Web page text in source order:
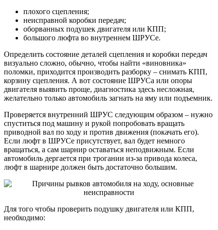
плохого сцепления;
неисправной коробки передач;
оборванных подушек двигателя или КПП;
большого люфта во внутреннем ШРУСе.
Определить состояние деталей сцепления и коробки передач
визуально сложно, обычно, чтобы найти «виновника»
поломки, приходится производить разборку – снимать КПП,
корзину сцепления. А вот состояние ШРУСа или опоры
двигателя выявить проще, диагностика здесь несложная,
желательно только автомобиль загнать на яму или подъемник.
Проверяется внутренний ШРУС следующим образом – нужно
спуститься под машину и рукой попробовать вращать
приводной вал по ходу и против движения (покачать его).
Если люфт в ШРУСе присутствует, вал будет немного
вращаться, а сам шарнир оставаться неподвижным. Если
автомобиль дергается при трогании из-за привода колеса,
люфт в шарнире должен быть достаточно большим.
Для того чтобы проверить подушку двигателя или КПП,
необходимо: